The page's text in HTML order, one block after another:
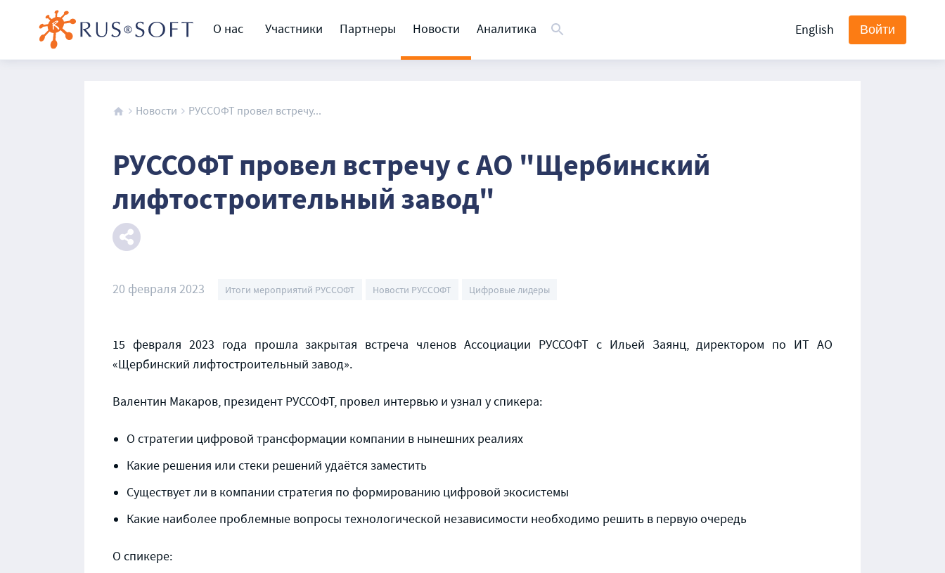
О нас Участники Партнеры Новости Аналитика English Войти
Новости РУССОФТ провел встречу...
РУССОФТ провел встречу с АО "Щербинский
лифтостроительный завод"
20 февраля 2023 Итоги мероприятий РУССОФТ Новости РУССОФТ Цифровые лидеры
15 февраля 2023 года прошла закрытая встреча членов Ассоциации РУССОФТ с Ильей Заянц, директором по ИТ АО
«Щербинский лифтостроительный завод».
Валентин Макаров, президент РУССОФТ, провел интервью и узнал у спикера:
О стратегии цифровой трансформации компании в нынешних реалиях
Какие решения или стеки решений удаётся заместить
Существует ли в компании стратегия по формированию цифровой экосистемы
Какие наиболее проблемные вопросы технологической независимости необходимо решить в первую очередь
О спикере: